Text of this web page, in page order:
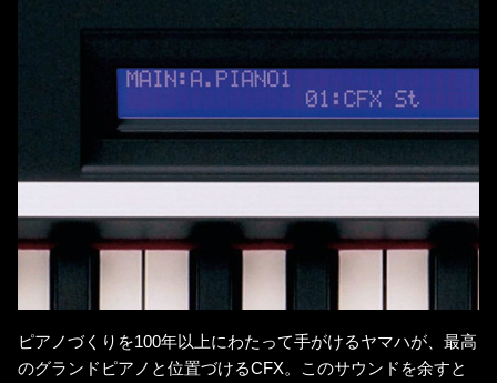
ピアノづくりを100年以上にわたって手がけるヤマハが、最高
のグランドピアノと位置づけるCFX。このサウンドを余すと